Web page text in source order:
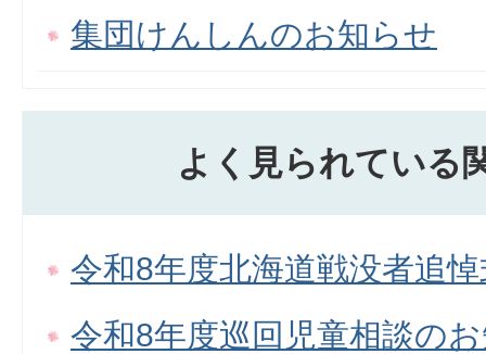
集団けんしんのお知らせ
よく見られている
令和8年度北海道戦没者追
令和8年度巡回児童相談の